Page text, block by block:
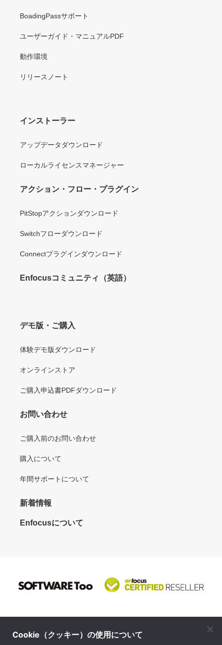
BoadingPassサポート
ユーザーガイド・マニュアルPDF
動作環境
リリースノート
インストーラー
アップデータダウンロード
ローカルライセンスマネージャー
アクション・フロー・プラグイン
PitStopアクションダウンロード
Switchフローダウンロード
Connectプラグインダウンロード
Enfocusコミュニティ（英語）
デモ版・ご購入
体験デモ版ダウンロード
オンラインストア
ご購入申込書PDFダウンロード
お問い合わせ
ご購入前のお問い合わせ
購入について
年間サポートについて
新着情報
Enfocusについて
Cookie（クッキー）の使用について